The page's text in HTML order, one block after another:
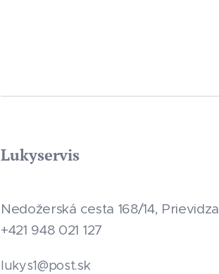
Lukyservis
Nedožerská cesta 168/14, Prievidza
+421 948 021 127
lukys1@post.sk